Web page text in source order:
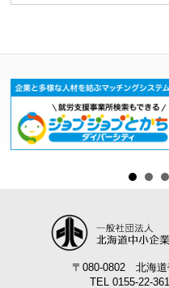
ビ
ー
シ
ョ
ン
〒080-0802 北海道
TEL 0155-22-